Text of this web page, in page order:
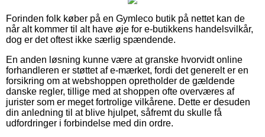
Forinden folk køber på en Gymleco butik på nettet kan de
når alt kommer til alt have øje for e-butikkens handelsvilkår,
dog er det oftest ikke særlig spændende.
En anden løsning kunne være at granske hvorvidt online
forhandleren er støttet af e-mærket, fordi det generelt er en
forsikring om at webshoppen opretholder de gældende
danske regler, tillige med at shoppen ofte overværes af
jurister som er meget fortrolige vilkårene. Dette er desuden
din anledning til at blive hjulpet, såfremt du skulle få
udfordringer i forbindelse med din ordre.